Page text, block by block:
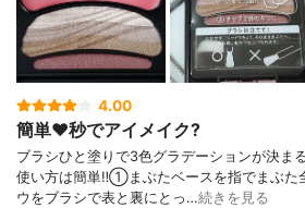
4.00
簡単❤️秒でアイメイク?
ブラシひと塗りで3色グラデーションが決
使い方は簡単‼️①まぶたベースを指でまぶ
ウをブラシで表と裏にとっ…続きを見る